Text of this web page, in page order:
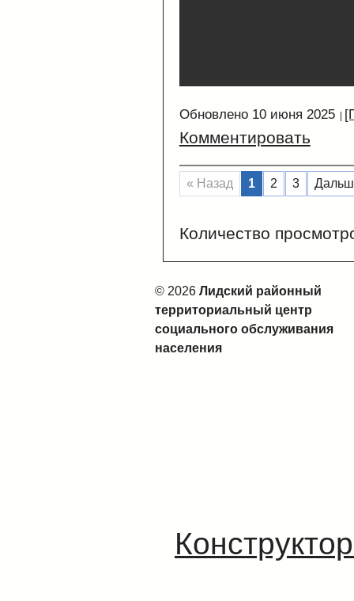
Обновлено 10 июня 2025
Комментировать
« Назад 1 2 3
Количество
© 2026 Лидский районный
территориальный центр
социального обслуживания
населения